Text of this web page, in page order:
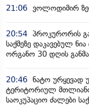
21:06 ვოლოდიმირ
20:54 პროკურორის
საქმეზე დაკავებულ
ორგანო 30 დღის
20:46 ნატო ურყევად
ტერიტორიულ
საოკუპაციო ძალები